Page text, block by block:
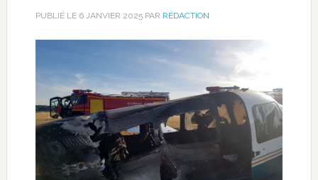
PUBLIÉ LE 6 JANVIER 2025PAR RÉDACTION